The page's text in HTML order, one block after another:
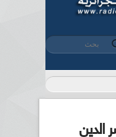
البحث ‏بحث ‏
الدين